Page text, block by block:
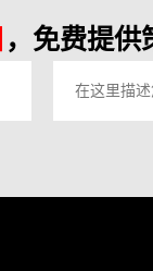
，免费提供